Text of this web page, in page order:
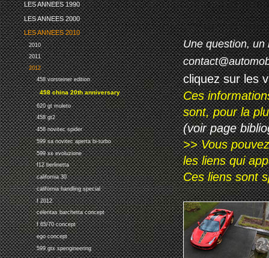
LES ANNEES 1990
LES ANNEES 2000
LES ANNEES 2010
2010
2011
2012
458 vorsteiner edition
458 china 20th anniversary
620 gt muleto
458 gt2
458 novitec spider
599 sa novitec aperta bi-turbo
599 xx evoluzione
f12 berlinetta
california 30
california handling special
f 2012
celeritas barchetta concept
f 65/70 concept
ego concept
599 gtx spengineering
Une question, un
cliquez sur les
Ces
sont, pour la
(voir page
>> Vous
les liens qui
Ces liens sont